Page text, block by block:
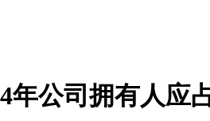
年公司拥有人应